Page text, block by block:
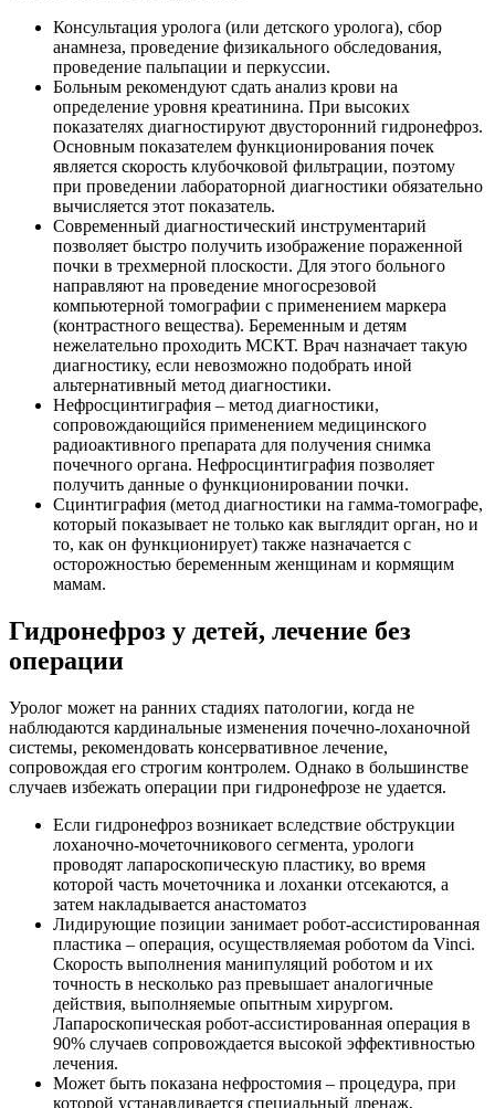
Консультация уролога (или детского уролога), сбор
анамнеза, проведение физикального обследования,
проведение пальпации и перкуссии.
Больным рекомендуют сдать анализ крови на
определение уровня креатинина. При высоких
показателях диагностируют двусторонний гидронефроз.
Основным показателем функционирования почек
является скорость клубочковой фильтрации, поэтому
при проведении лабораторной диагностики обязательно
вычисляется этот показатель.
Современный диагностический инструментарий
позволяет быстро получить изображение пораженной
почки в трехмерной плоскости. Для этого больного
направляют на проведение многосрезовой
компьютерной томографии с применением маркера
(контрастного вещества). Беременным и детям
нежелательно проходить МСКТ. Врач назначает такую
диагностику, если невозможно подобрать иной
альтернативный метод диагностики.
Нефросцинтиграфия – метод диагностики,
сопровождающийся применением медицинского
радиоактивного препарата для получения снимка
почечного органа. Нефросцинтиграфия позволяет
получить данные о функционировании почки.
Сцинтиграфия (метод диагностики на гамма-томографе,
который показывает не только как выглядит орган, но и
то, как он функционирует) также назначается с
осторожностью беременным женщинам и кормящим
мамам.
Гидронефроз у детей, лечение без
операции
Уролог может на ранних стадиях патологии, когда не
наблюдаются кардинальные изменения почечно-лоханочной
системы, рекомендовать консервативное лечение,
сопровождая его строгим контролем. Однако в большинстве
случаев избежать операции при гидронефрозе не удается.
Если гидронефроз возникает вследствие обструкции
лоханочно-мочеточникового сегмента, урологи
проводят лапароскопическую пластику, во время
которой часть мочеточника и лоханки отсекаются, а
затем накладывается анастоматоз
Лидирующие позиции занимает робот-ассистированная
пластика – операция, осуществляемая роботом da Vinci.
Скорость выполнения манипуляций роботом и их
точность в несколько раз превышает аналогичные
действия, выполняемые опытным хирургом.
Лапароскопическая робот-ассистированная операция в
90% случаев сопровождается высокой эффективностью
лечения.
Может быть показана нефростомия – процедура, при
которой устанавливается специальный дренаж,